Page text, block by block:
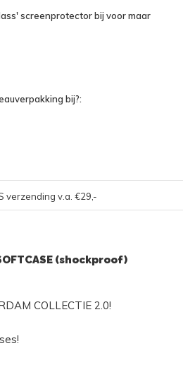
screenprotector bij voor maar
bij?:
verzending v.a. €29,-
(shockproof)
COLLECTIE 2.0!